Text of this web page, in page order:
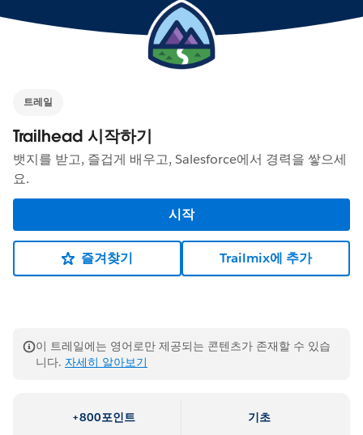
트레일
Trailhead 시작하기
뱃지를 받고, 즐겁게 배우고, Salesforce에서 경력을 쌓으세
요.
시작
즐겨찾기 Trailmix에 추가
이 트레일에는 영어로만 제공되는 콘텐츠가 존재할 수 있습
니다. 자세히 알아보기
+800포인트 기초